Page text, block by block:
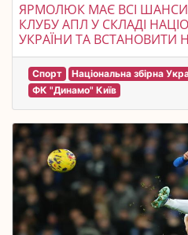
ЯРМОЛЮК МАЄ ВСІ ШАНСИ
КЛУБУ АПЛ У СКЛАДІ
УКРАЇНИ ТА ВСТАНОВИТИ
Спорт
Національна збірна
ФК "Динамо" Київ